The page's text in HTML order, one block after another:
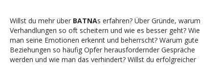
Willst du mehr über BATNAs erfahren? Über Gründe, warum
Verhandlungen so oft scheitern und wie es besser geht? Wie
man seine Emotionen erkennt und beherrscht? Warum gute
Beziehungen so häufig Opfer herausfordernder Gespräche
werden und wie man das verhindert? Willst du erfolgreicher